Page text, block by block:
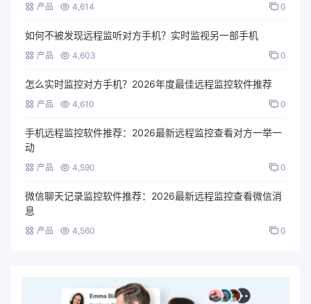
产品 4,614 0
如何不被发现远程监听对方手机？实时监视另一部手机
产品 4,603 0
怎么实时监控对方手机？2026年度最佳远程监控软件推荐
产品 4,610 0
手机远程监控软件推荐：2026最新远程监控查看对方一举一
动
产品 4,590 0
微信聊天记录监控软件推荐：2026最新远程监控查看微信消
息
产品 4,560 0